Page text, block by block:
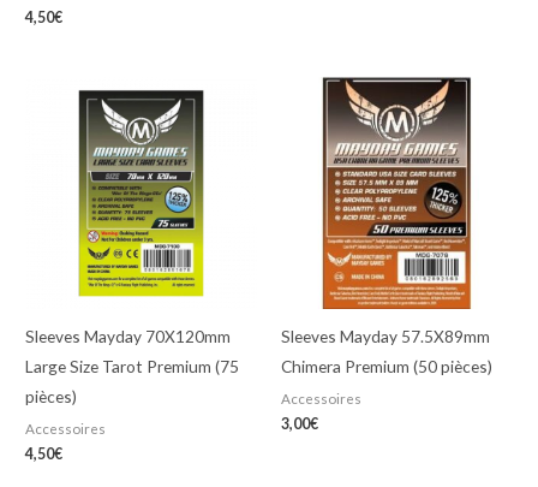
4,50€
Sleeves Mayday 70X120mm
Large Size Tarot Premium (75
pièces)
Accessoires
4,50€
Sleeves Mayday 57.5X89mm
Chimera Premium (50 pièces)
Accessoires
3,00€